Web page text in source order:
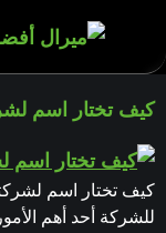
كيف تختار اسم
كيف تختار اسم
للشركة أحد أهم